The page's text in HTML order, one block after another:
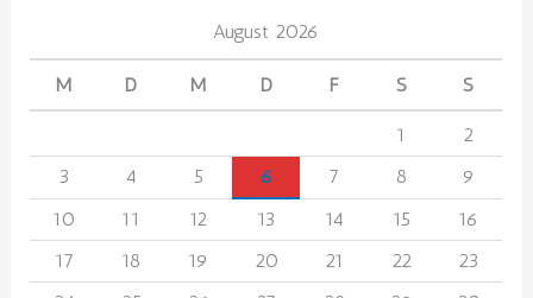
August 2026
M D M D F S S
1
2
3
4 5 6 7 8
9
10
11 12 13 14 15
16
17
18 19 20 21 22
23